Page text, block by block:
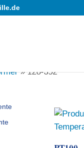
»128-352